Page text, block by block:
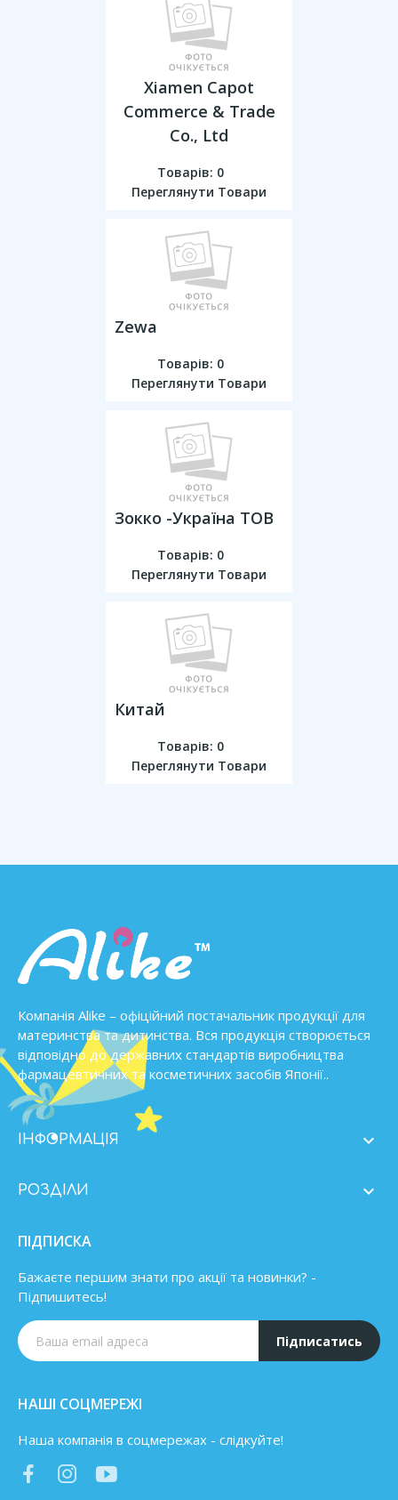
Xіamen Capot
Commerce & Trade
Co., Ltd
Товарів: 0
Переглянути Товари
Zewa
Товарів: 0
Переглянути Товари
Зокко -Україна ТОВ
Товарів: 0
Переглянути Товари
Китай
Товарів: 0
Переглянути Товари
Компанія Alike – офіційний постачальник продукції для
материнства та дитинства. Вся продукція створюється
відповідно до державних стандартів виробництва
фармацевтичних та косметичних засобів Японії..
ІНФОРМАЦІЯ 
РОЗДІЛИ 
ПІДПИСКА
Бажаєте першим знати про акції та новинки? -
Підпишитесь!
Підписатись
НАШІ СОЦМЕРЕЖІ
Наша компанія в соцмережах - слідкуйте!